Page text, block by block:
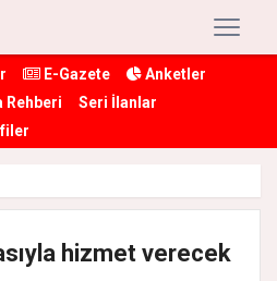
E-Gazete
Anketler
Rehberi
Seri İlanlar
hizmet verecek